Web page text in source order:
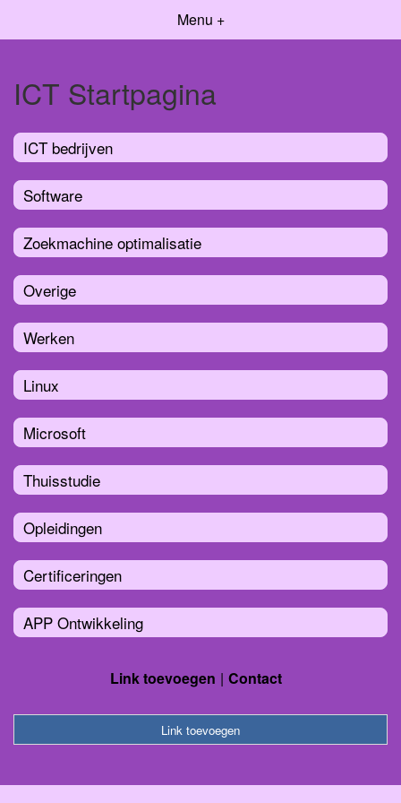
Menu +
ICT Startpagina
ICT bedrijven
Software
Zoekmachine optimalisatie
Overige
Werken
Linux
Microsoft
Thuisstudie
Opleidingen
Certificeringen
APP Ontwikkeling
Link toevoegen Contact
Link toevoegen